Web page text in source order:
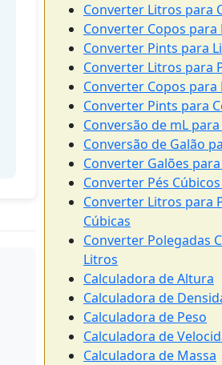
Converter Litros para
Converter Copos para
Converter Pints para
Converter Litros para
Converter Copos para
Converter Pints para
Conversão de mL
Conversão de Galão
Converter Galões
Converter Pés
Converter Litros para
Cúbicas
Converter Polegadas
Litros
Calculadora de Altura
Calculadora de
Calculadora de Peso
Calculadora de
Calculadora de Massa